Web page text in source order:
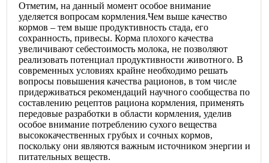
Отметим, на данный момент особое внимание
уделяется вопросам кормления.Чем выше качество
кормов – тем выше продуктивность стада, его
сохранность, привесы. Корма плохого качества
увеличивают себестоимость молока, не позволяют
реализовать потенциал продуктивности животного. В
современных условиях крайне необходимо решать
вопросы повышения качества рационов, в том числе
придерживаться рекомендаций научного сообщества по
составлению рецептов рациона кормления, применять
передовые разработки в области кормления, уделив
особое внимание потреблению сухого вещества
высококачественных грубых и сочных кормов,
поскольку они являются важным источником энергии и
питательных веществ.